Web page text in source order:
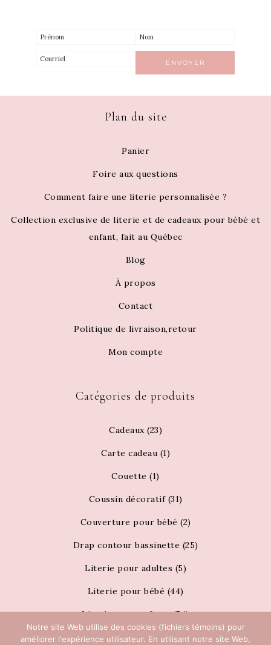
Plan du site
Panier
Foire aux questions
Comment faire une literie personnalisée ?
Collection exclusive de literie et de cadeaux pour bébé et
enfant, fait au Québec
Blog
À propos
Contact
Politique de livraison,retour
Mon compte
Catégories de produits
Cadeaux (23)
Carte cadeau (1)
Couette (1)
Coussin décoratif (31)
Couverture pour bébé (2)
Drap contour bassinette (25)
Literie pour adultes (5)
Literie pour bébé (44)
Literie pour enfants (54)
draps (2)
Notre site Web utilise des cookies (fichiers témoins) pour
améliorer l'expérience utilisateur. En utilisant notre site Web,